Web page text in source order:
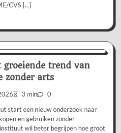
CVS […]
groeiende trend van
zonder arts
3 min 0
start een nieuw onderzoek naar
en gebruiken zonder
wil beter begrijpen hoe groot